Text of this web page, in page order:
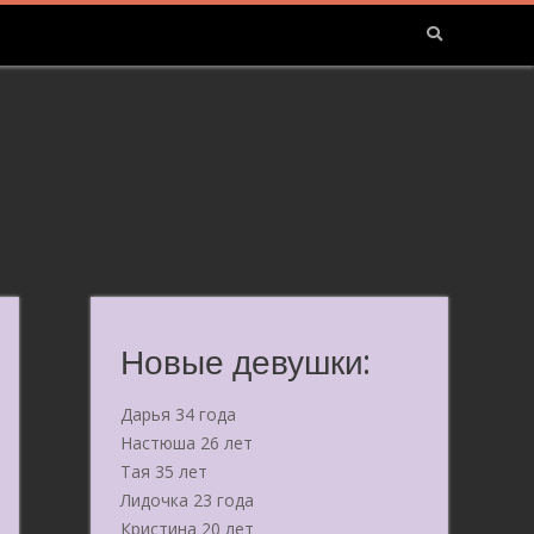
Новые девушки:
Дарья 34 года
Настюша 26 лет
Тая 35 лет
Лидочка 23 года
Кристина 20 лет